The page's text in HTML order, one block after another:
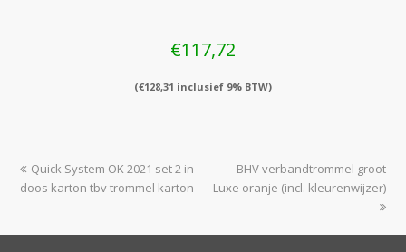
€117,72
(€128,31 inclusief 9% BTW)
previous
post:
Quick System OK 2021 set 2 in
doos karton tbv trommel karton
next
post:
BHV verbandtrommel groot
Luxe oranje (incl. kleurenwijzer)